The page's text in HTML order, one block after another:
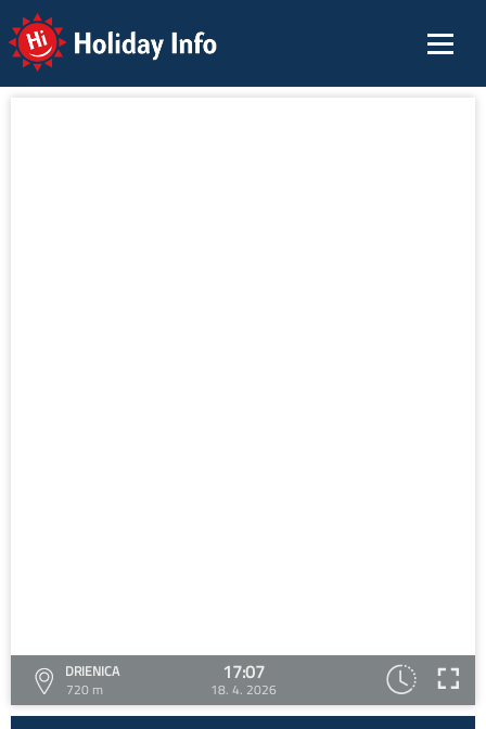
Holiday Info
DRIENICA
720 m
17:07
18. 4. 2026